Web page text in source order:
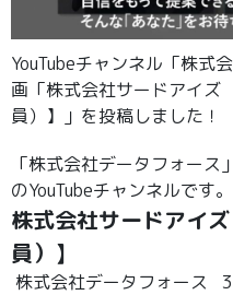
YouTubeチャンネル「株式
画「株式会社サードアイ
員）】」を投稿しました！
「株式会社データフォー
のYouTubeチャンネルです。
株式会社サードアイ
員）】
株式会社データフォース